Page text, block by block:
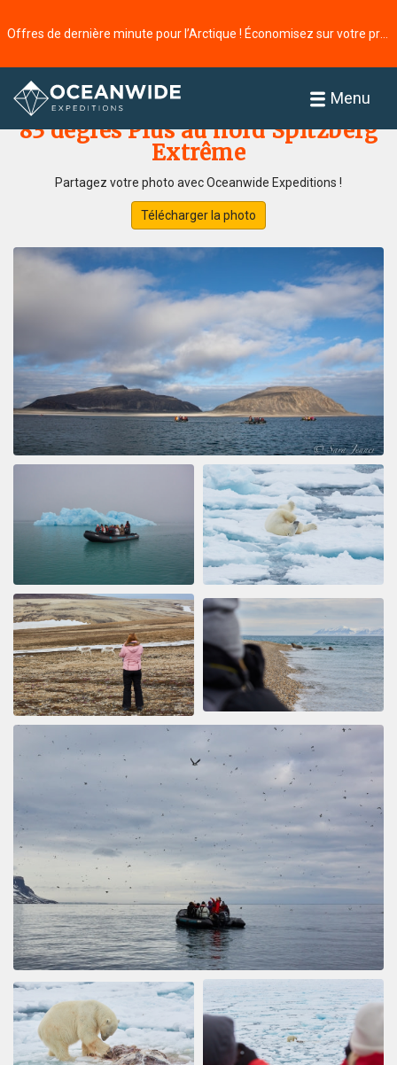
Menu
Accueil
83 degrés Plus au nord Spitzberg
Extrême
Partagez votre photo avec Oceanwide Expeditions !
Télécharger la photo